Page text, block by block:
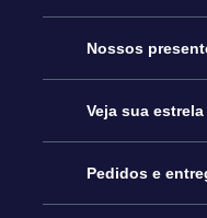
Serviço
Entre em contato
Blog
Nossos
Presente estrelar
Pacote de
Veja sua estrela
Star Register
Pedidos e